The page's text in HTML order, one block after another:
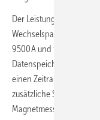
Der Leistungsanalysator
Wechselspannung von
9500 A und für
Datenspeicher
einen Zeitraum von mehr
zusätzliche
Magnetmessspitzen